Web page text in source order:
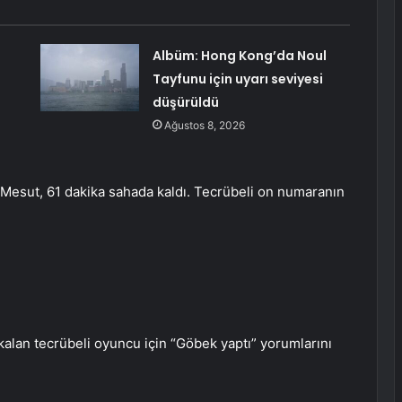
Albüm: Hong Kong’da Noul
Tayfunu için uyarı seviyesi
düşürüldü
Ağustos 8, 2026
61 dakika sahada kaldı. Tecrübeli on numaranın
tecrübeli oyuncu için “Göbek yaptı” yorumlarını